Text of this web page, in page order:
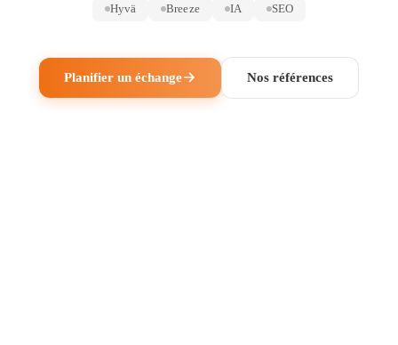
Hyvä
Breeze IA SEO
Planifier un échange Nos références